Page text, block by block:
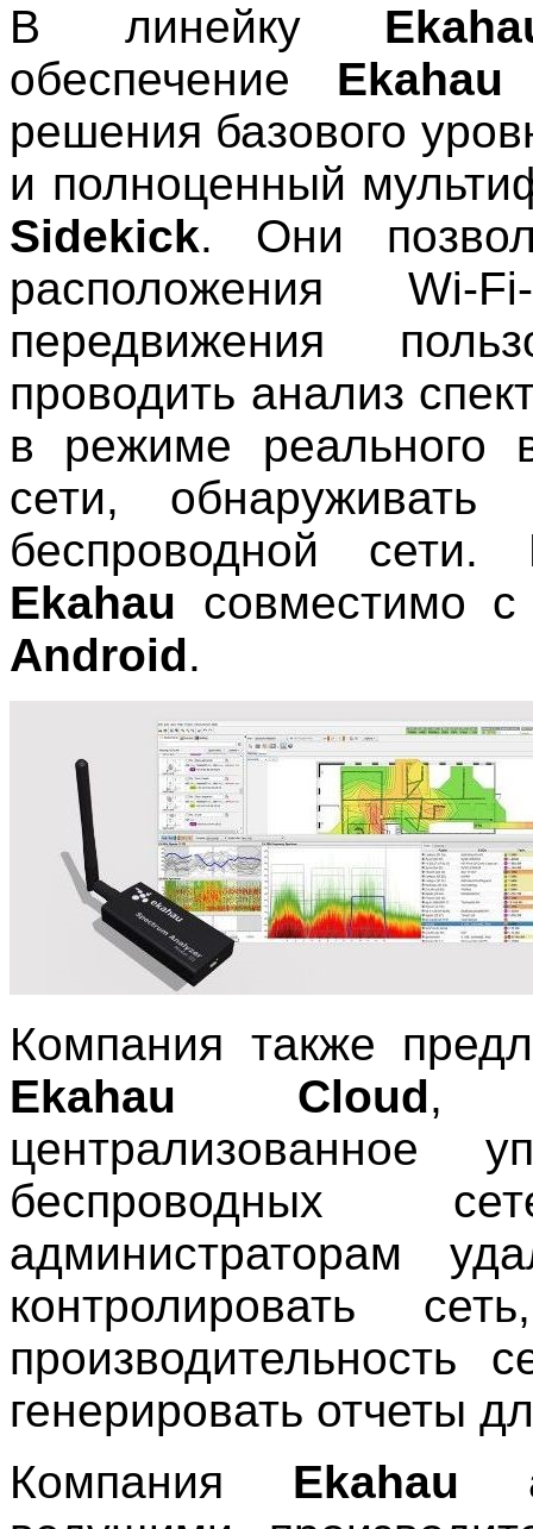
В линейку
обеспечение
решения базового
и полноценный
Sidekick. Они
расположения
передвижения
проводить анализ
в режиме реального
сети,
беспроводной сети.
Ekahau совместимо
Android.
Компания также
Ekahau Cloud,
централизованное
беспроводных
администраторам
контролировать
производительность
генерировать отчеты
Компания Ekahau